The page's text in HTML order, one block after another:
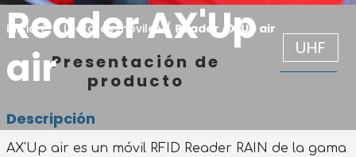
Inicio / / Lectores móviles / Reader AX'Up air
Reader AX'Up
air
UHF
Presentación de
producto
Descripción
AX'Up air es un móvil RFID Reader RAIN de la gama